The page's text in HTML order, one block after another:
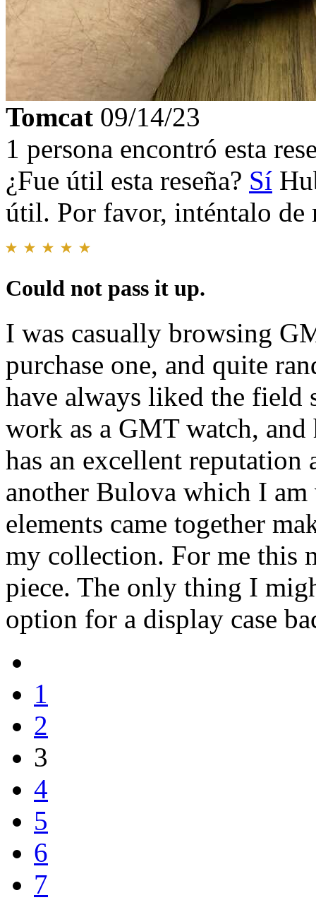
Tomcat 09/14/23
1 persona encontró esta
¿Fue útil esta reseña? Sí
útil. Por favor, inténtalo de
Could not pass it up.
I was casually browsing
purchase one, and quite
have always liked the field
work as a GMT watch,
has an excellent reputation
another Bulova which I
elements came together
my collection. For me this
piece. The only thing I
option for a display case
1
2
3
4
5
6
7